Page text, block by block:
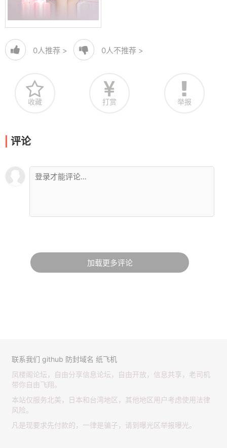
0人推荐 > 0人不推荐 >
收藏 打赏 举报
评论
加载更多评论
联系我们 github 防封域名 纸飞机
凤楼阁论坛，自由分享信息论坛，自由开放，信息共享，老司机
带你自由飞翔。
本站仅服务北美，日本和台湾地区，其他地区用户考虑使用法律
风险。
凡是现要求先付款的，一律是骗子，请到曝光区举报曝光。